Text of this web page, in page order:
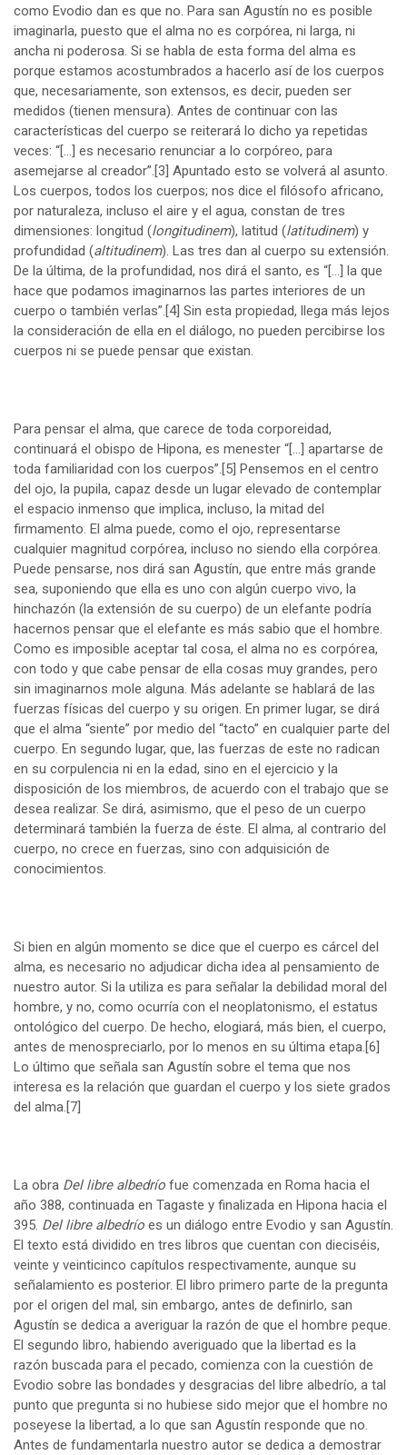
como Evodio dan es que no. Para san Agustín no es posible
imaginarla, puesto que el alma no es corpórea, ni larga, ni
ancha ni poderosa. Si se habla de esta forma del alma es
porque estamos acostumbrados a hacerlo así de los cuerpos
que, necesariamente, son extensos, es decir, pueden ser
medidos (tienen mensura). Antes de continuar con las
características del cuerpo se reiterará lo dicho ya repetidas
veces: “[…] es necesario renunciar a lo corpóreo, para
asemejarse al creador”.[3] Apuntado esto se volverá al asunto.
Los cuerpos, todos los cuerpos; nos dice el filósofo africano,
por naturaleza, incluso el aire y el agua, constan de tres
dimensiones: longitud (longitudinem), latitud (latitudinem) y
profundidad (altitudinem). Las tres dan al cuerpo su extensión.
De la última, de la profundidad, nos dirá el santo, es “[…] la que
hace que podamos imaginarnos las partes interiores de un
cuerpo o también verlas”.[4] Sin esta propiedad, llega más lejos
la consideración de ella en el diálogo, no pueden percibirse los
cuerpos ni se puede pensar que existan.
Para pensar el alma, que carece de toda corporeidad,
continuará el obispo de Hipona, es menester “[…] apartarse de
toda familiaridad con los cuerpos”.[5] Pensemos en el centro
del ojo, la pupila, capaz desde un lugar elevado de contemplar
el espacio inmenso que implica, incluso, la mitad del
firmamento. El alma puede, como el ojo, representarse
cualquier magnitud corpórea, incluso no siendo ella corpórea.
Puede pensarse, nos dirá san Agustín, que entre más grande
sea, suponiendo que ella es uno con algún cuerpo vivo, la
hinchazón (la extensión de su cuerpo) de un elefante podría
hacernos pensar que el elefante es más sabio que el hombre.
Como es imposible aceptar tal cosa, el alma no es corpórea,
con todo y que cabe pensar de ella cosas muy grandes, pero
sin imaginarnos mole alguna. Más adelante se hablará de las
fuerzas físicas del cuerpo y su origen. En primer lugar, se dirá
que el alma “siente” por medio del “tacto” en cualquier parte del
cuerpo. En segundo lugar, que, las fuerzas de este no radican
en su corpulencia ni en la edad, sino en el ejercicio y la
disposición de los miembros, de acuerdo con el trabajo que se
desea realizar. Se dirá, asimismo, que el peso de un cuerpo
determinará también la fuerza de éste. El alma, al contrario del
cuerpo, no crece en fuerzas, sino con adquisición de
conocimientos.
Si bien en algún momento se dice que el cuerpo es cárcel del
alma, es necesario no adjudicar dicha idea al pensamiento de
nuestro autor. Si la utiliza es para señalar la debilidad moral del
hombre, y no, como ocurría con el neoplatonismo, el estatus
ontológico del cuerpo. De hecho, elogiará, más bien, el cuerpo,
antes de menospreciarlo, por lo menos en su última etapa.[6]
Lo último que señala san Agustín sobre el tema que nos
interesa es la relación que guardan el cuerpo y los siete grados
del alma.[7]
La obra Del libre albedrío fue comenzada en Roma hacia el
año 388, continuada en Tagaste y finalizada en Hipona hacia el
395. Del libre albedrío es un diálogo entre Evodio y san Agustín.
El texto está dividido en tres libros que cuentan con dieciséis,
veinte y veinticinco capítulos respectivamente, aunque su
señalamiento es posterior. El libro primero parte de la pregunta
por el origen del mal, sin embargo, antes de definirlo, san
Agustín se dedica a averiguar la razón de que el hombre peque.
El segundo libro, habiendo averiguado que la libertad es la
razón buscada para el pecado, comienza con la cuestión de
Evodio sobre las bondades y desgracias del libre albedrío, a tal
punto que pregunta si no hubiese sido mejor que el hombre no
poseyese la libertad, a lo que san Agustín responde que no.
Antes de fundamentarla nuestro autor se dedica a demostrar